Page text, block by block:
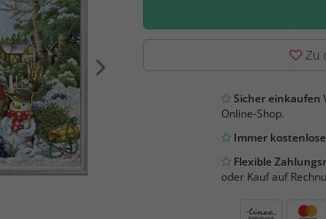
Zu
Sicher einkaufen
Online-Shop.
Immer
Flexible
oder Kauf auf